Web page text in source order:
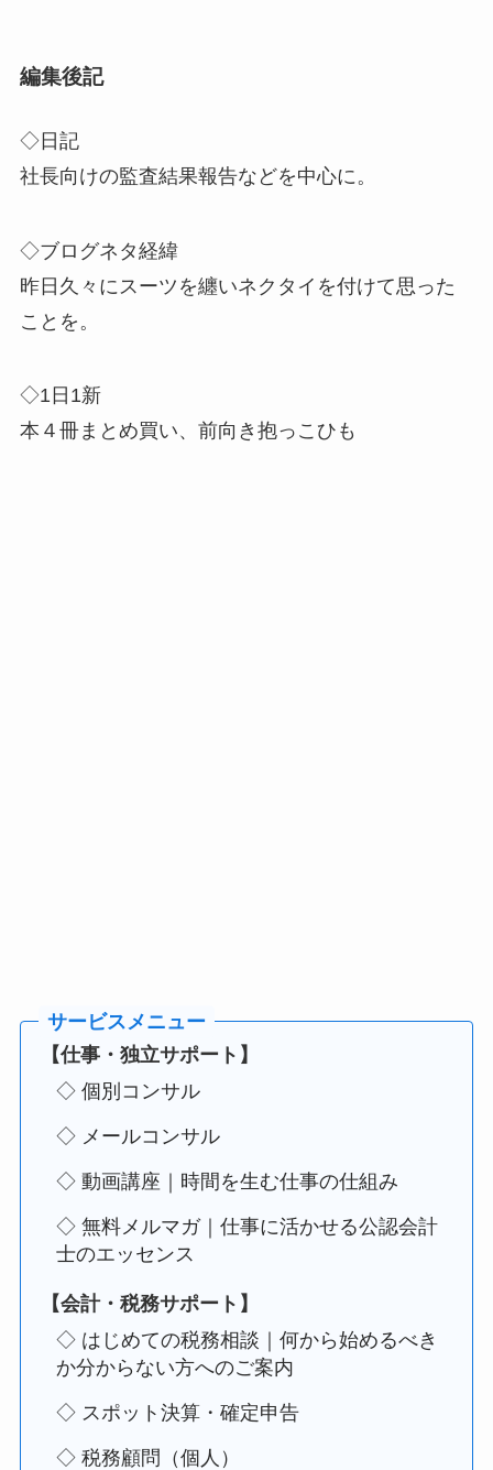
編集後記
◇日記
社長向けの監査結果報告などを中心に。
◇ブログネタ経緯
昨日久々にスーツを纏いネクタイを付けて思った
ことを。
◇1日1新
本４冊まとめ買い、前向き抱っこひも
【仕事・独立サポート】
◇ 個別コンサル
◇ メールコンサル
◇ 動画講座｜時間を生む仕事の仕組み
◇ 無料メルマガ｜仕事に活かせる公認会計
士のエッセンス
【会計・税務サポート】
◇ はじめての税務相談｜何から始めるべき
か分からない方へのご案内
◇ スポット決算・確定申告
◇ 税務顧問（個人）